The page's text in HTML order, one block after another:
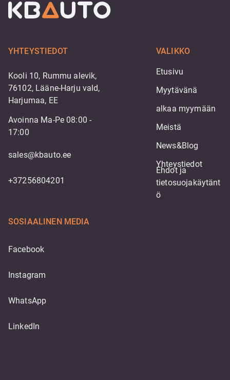
YHTEYSTIEDOT
Kooli 10, Rummu alevik,
76102, Lääne-Harju vald,
Harjumaa, EE
Avoinna Ma-Pe 08:00 -
17:00
sales@kbauto.ee
+37256804201
VALIKKO
Etusivu
Myytävänä
alkaa myymään
Meistä
News&Blog
Yhteystiedot
Ehdot ja
tietosuojakäytänt
ö
SOSIAALINEN MEDIA
Facebook
Instagram
WhatsApp
LinkedIn